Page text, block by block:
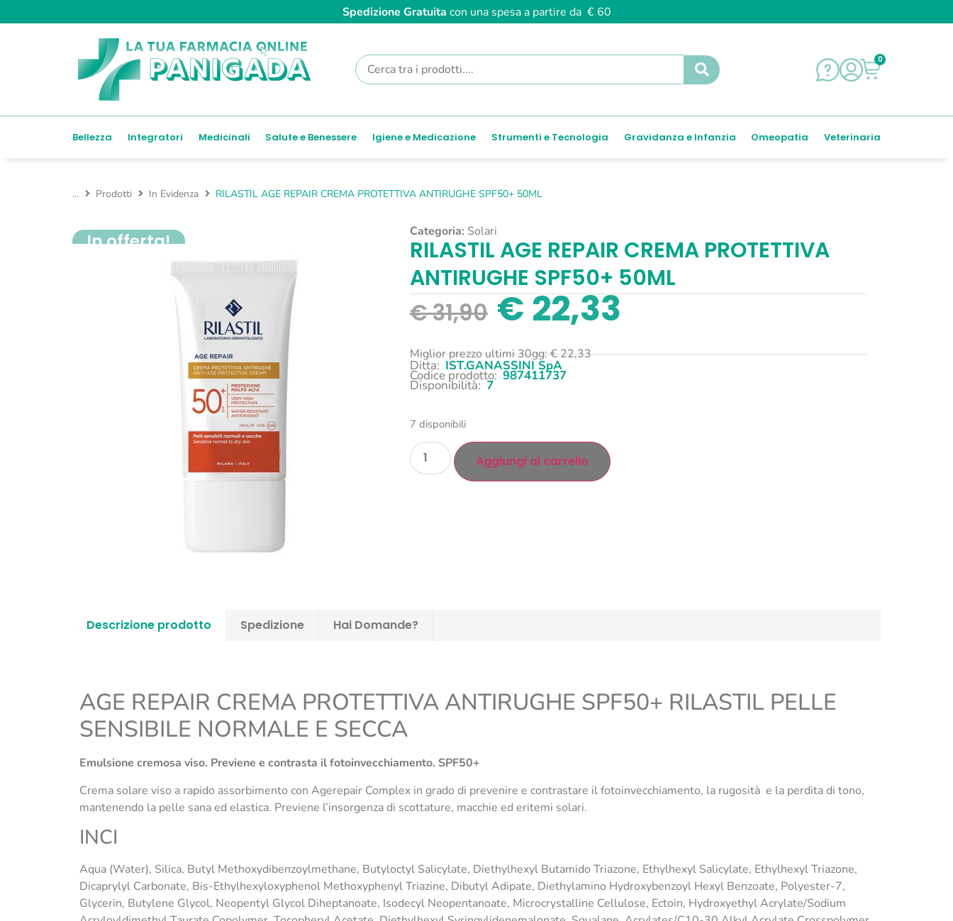
Spedizione Gratuita con una spesa a partire da € 60
0
Bellezza Integratori Medicinali Salute e Benessere Igiene e Medicazione Strumenti e Tecnologia Gravidanza e Infanzia Omeopatia Veterinaria
... Prodotti In Evidenza RILASTIL AGE REPAIR CREMA PROTETTIVA ANTIRUGHE SPF50+ 50ML
In offerta! Categoria: Solari
RILASTIL AGE REPAIR CREMA PROTETTIVA
ANTIRUGHE SPF50+ 50ML
€31,90 €22,33
Miglior prezzo ultimi 30gg:€22,33
Ditta: IST.GANASSINI SpA
Codice prodotto: 987411737
Disponibilità: 7
7 disponibili
Aggiungi al carrello
Descrizione prodotto Spedizione Hai Domande?
AGE REPAIR CREMA PROTETTIVA ANTIRUGHE SPF50+ RILASTIL PELLE
SENSIBILE NORMALE E SECCA
Emulsione cremosa viso. Previene e contrasta il fotoinvecchiamento. SPF50+
Crema solare viso a rapido assorbimento con Agerepair Complex in grado di prevenire e contrastare il fotoinvecchiamento, la rugosità e la perdita di tono,
mantenendo la pelle sana ed elastica. Previene l’insorgenza di scottature, macchie ed eritemi solari.
INCI
Aqua (Water), Silica, Butyl Methoxydibenzoylmethane, Butyloctyl Salicylate, Diethylhexyl Butamido Triazone, Ethylhexyl Salicylate, Ethylhexyl Triazone,
Dicaprylyl Carbonate, Bis-Ethylhexyloxyphenol Methoxyphenyl Triazine, Dibutyl Adipate, Diethylamino Hydroxybenzoyl Hexyl Benzoate, Polyester-7,
Glycerin, Butylene Glycol, Neopentyl Glycol Diheptanoate, Isodecyl Neopentanoate, Microcrystalline Cellulose, Ectoin, Hydroxyethyl Acrylate/Sodium